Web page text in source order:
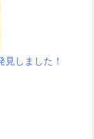
しました！